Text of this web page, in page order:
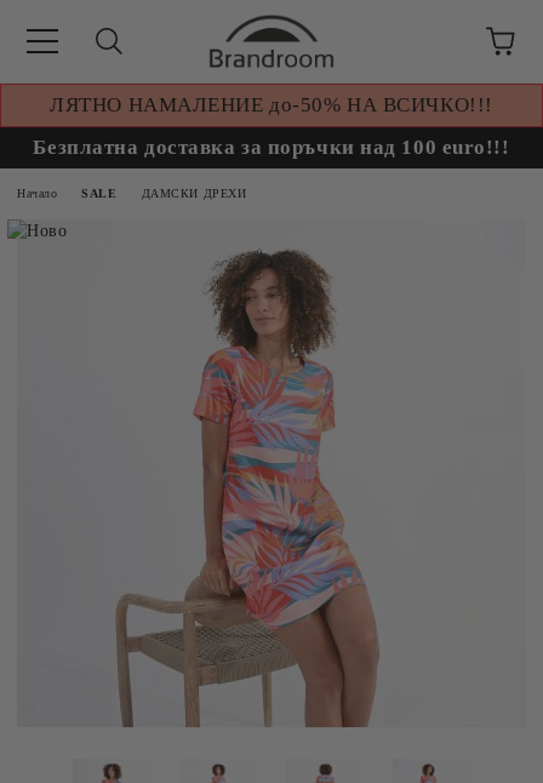
ЛЯТНО НАМАЛЕНИЕ до-50% НА ВСИЧКО!!!
Безплатна доставка за поръчки над 100 euro!!!
Начало SALE ДАМСКИ ДРЕХИ